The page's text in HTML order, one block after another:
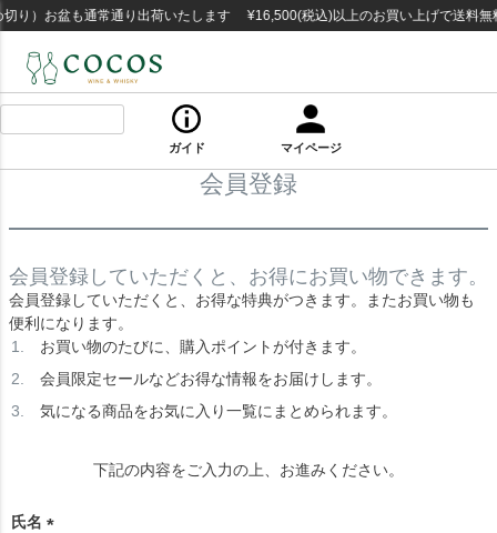
り）お盆も通常通り出荷いたします ¥16,500(税込)以上のお買い上げで送料無
ガイド マイページ
会員登録
会員登録していただくと、お得にお買い物できます。
会員登録していただくと、お得な特典がつきます。またお買い物も
便利になります。
お買い物のたびに、購入ポイントが付きます。
会員限定セールなどお得な情報をお届けします。
気になる商品をお気に入り一覧にまとめられます。
下記の内容をご入力の上、お進みください。
氏名